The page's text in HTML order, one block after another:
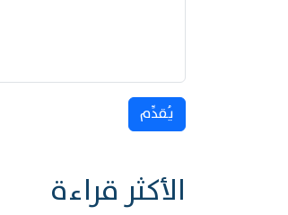
يُقدِّم
الأكثر قراءة